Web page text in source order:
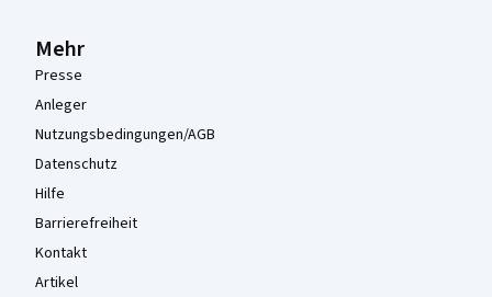
Mehr
Presse
Anleger
Nutzungsbedingungen/AGB
Datenschutz
Hilfe
Barrierefreiheit
Kontakt
Artikel